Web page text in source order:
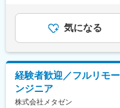
姫路駅、八木西口駅、
園駅(福岡県)、西鉄福
駅、谷山駅(指宿枕崎線
バスセンター前駅、青
ツ屋駅、地鉄ビル前駅
駅、西川緑道公園駅、
(千葉県)、市川真間駅、
駅、電鉄富山駅、末広
★プライ
気になる
経験者歓迎／フルリモ
ンジニア
株式会社メタゼン